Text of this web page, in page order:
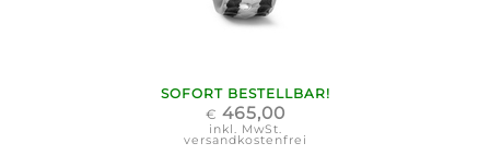
SOFORT BESTELLBAR!
€ 465,00
inkl. MwSt.
versandkostenfrei